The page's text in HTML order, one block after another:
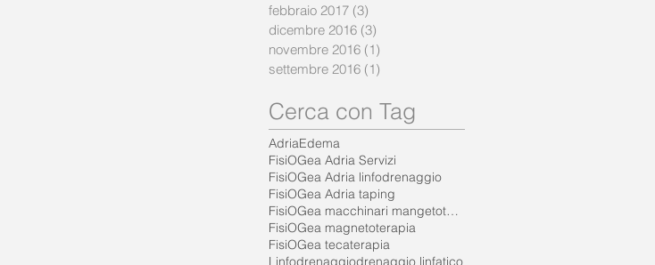
febbraio 2017 (3)
dicembre 2016 (3)
novembre 2016 (1)
settembre 2016 (1)
Cerca con Tag
AdriaEdema
FisiOGea Adria Servizi
FisiOGea Adria linfodrenaggio
FisiOGea Adria taping
FisiOGea macchinari mangetoterapia
FisiOGea magnetoterapia
FisiOGea tecaterapia
Linfodrenaggiodrenaggio linfatico